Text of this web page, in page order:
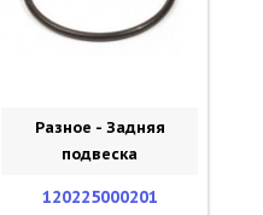
Разное - Задняя
подвеска
120225000201